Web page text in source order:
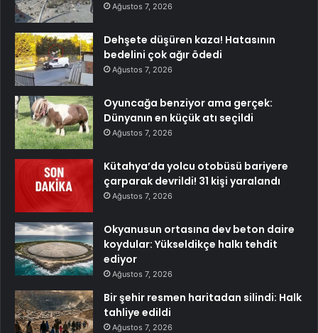
Ağustos 7, 2026
Dehşete düşüren kaza! Hatasının
bedelini çok ağır ödedi
Ağustos 7, 2026
Oyuncağa benziyor ama gerçek:
Dünyanın en küçük atı seçildi
Ağustos 7, 2026
Kütahya’da yolcu otobüsü bariyere
çarparak devrildi! 31 kişi yaralandı
Ağustos 7, 2026
Okyanusun ortasına dev beton daire
koydular: Yükseldikçe halkı tehdit
ediyor
Ağustos 7, 2026
Bir şehir resmen haritadan silindi: Halk
tahliye edildi
Ağustos 7, 2026